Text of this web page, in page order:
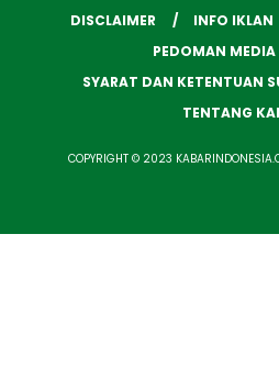
DISCLAIMER INFO IKLAN
PEDOMAN MEDIA
SYARAT DAN KETENTUAN
TENTANG
COPYRIGHT © 2023